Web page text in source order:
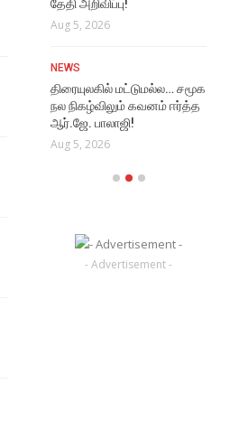
தேதி அறிவிப்பு!
Aug 5, 2026
NEWS
திரையுலகில் மட்டுமல்ல… சமூக
நல நிகழ்விலும் கவனம் ஈர்த்த
ஆர்.ஜே. பாலாஜி!
Aug 5, 2026
- Advertisement -